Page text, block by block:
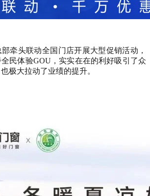
牵头联动全国门店开展大型促销活动，
民体验GOU，实实在在的利好吸引了众
极大拉动了业绩的提升。